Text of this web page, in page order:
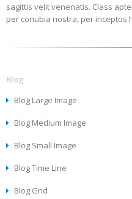
sagittis velit venenatis. Class
per conubia nostra, per inceptos
Blog
Blog Large Image
Blog Medium Image
Blog Small Image
Blog Time Line
Blog Grid